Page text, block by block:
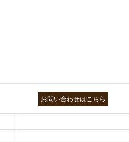
お問い合わせはこちら